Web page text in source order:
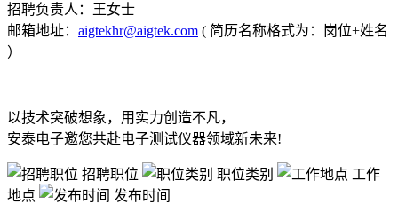
招聘负责人：王女士
邮箱地址： aigtekhr@aigtek.com ( 简历名称格式为：岗位+姓名
）
以技术突破想象，用实力创造不凡，
安泰电子邀您共赴电子测试仪器领域新未来!
招聘职位 职位类别
工作
地点
发布时间